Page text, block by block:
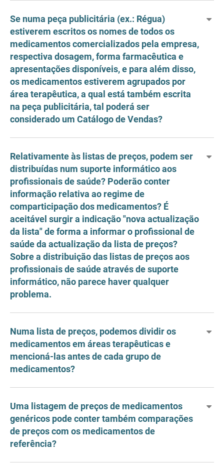
Se numa peça publicitária (ex.: Régua)
estiverem escritos os nomes de todos os
medicamentos comercializados pela empresa,
respectiva dosagem, forma farmacêutica e
apresentações disponíveis, e para além disso,
os medicamentos estiverem agrupados por
área terapêutica, a qual está também escrita
na peça publicitária, tal poderá ser
considerado um Catálogo de Vendas?
Relativamente às listas de preços, podem ser
distribuídas num suporte informático aos
profissionais de saúde? Poderão conter
informação relativa ao regime de
comparticipação dos medicamentos? É
aceitável surgir a indicação "nova actualização
da lista" de forma a informar o profissional de
saúde da actualização da lista de preços?
Sobre a distribuição das listas de preços aos
profissionais de saúde através de suporte
informático, não parece haver qualquer
problema.
Numa lista de preços, podemos dividir os
medicamentos em áreas terapêuticas e
mencioná-las antes de cada grupo de
medicamentos?
Uma listagem de preços de medicamentos
genéricos pode conter também comparações
de preços com os medicamentos de
referência?